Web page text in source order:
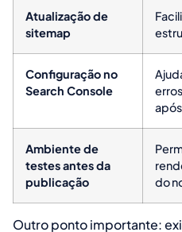
Atualização de
sitemap
Configuração no
Search Console
Ambiente de
testes antes da
publicação
do
Outro ponto importante: